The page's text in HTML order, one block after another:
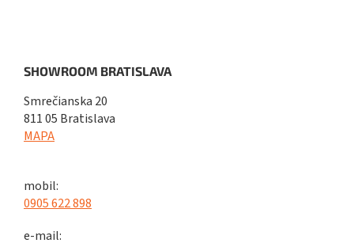
SHOWROOM BRATISLAVA
Smrečianska 20
811 05 Bratislava
MAPA
mobil:
0905 622 898
e-mail: